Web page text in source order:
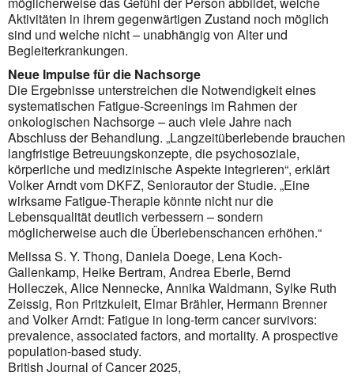
Aktivitäten in ihrem gegenwärtigen Zustand noch möglich
sind und welche nicht – unabhängig von Alter und
Begleiterkrankungen.
Neue Impulse für die Nachsorge
Die Ergebnisse unterstreichen die Notwendigkeit eines
systematischen Fatigue-Screenings im Rahmen der
onkologischen Nachsorge – auch viele Jahre nach
Abschluss der Behandlung. „Langzeitüberlebende brauchen
langfristige Betreuungskonzepte, die psychosoziale,
körperliche und medizinische Aspekte integrieren“, erklärt
Volker Arndt vom DKFZ, Seniorautor der Studie. „Eine
wirksame Fatigue-Therapie könnte nicht nur die
Lebensqualität deutlich verbessern – sondern
möglicherweise auch die Überlebenschancen erhöhen.“
Melissa S. Y. Thong, Daniela Doege, Lena Koch-
Gallenkamp, Heike Bertram, Andrea Eberle, Bernd
Holleczek, Alice Nennecke, Annika Waldmann, Sylke Ruth
Zeissig, Ron Pritzkuleit, Elmar Brähler, Hermann Brenner
and Volker Arndt: Fatigue in long-term cancer survivors:
prevalence, associated factors, and mortality. A prospective
population-based study.
British Journal of Cancer 2025,